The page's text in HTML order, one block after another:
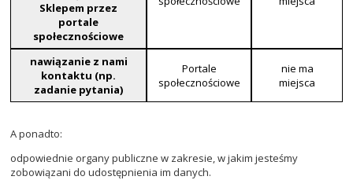
Sklepem przez
portale
społecznościowe
nawiązanie z nami
kontaktu (np.
zadanie pytania)
Portale
społecznościowe
nie ma
miejsca
A ponadto:
odpowiednie organy publiczne w zakresie, w jakim jesteśmy
zobowiązani do udostępnienia im danych.